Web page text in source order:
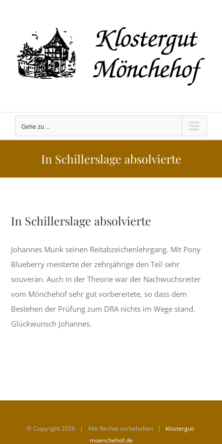
Gehe zu ...
In Schillerslage absolvierte
In Schillerslage absolvierte
Johannes Munk seinen Reitabzeichenlehrgang. Mit Pony
Blueberry meisterte der zehnjährige den Teil sehr
souverän. Auch in der Theorie war der Nachwuchsreiter
vom Mönchehof sehr gut vorbereitete, so dass dem
Bestehen der Prüfung zum DRA nichts im Wege stand.
Glückwunsch Johannes.
© Copyright2026 | Alle Rechte vorbehalten | klostergut-
moenchehof.de